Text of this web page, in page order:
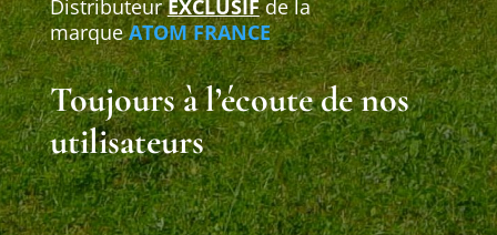
DistributeurEXCLUSIFde la
marque ATOM FRANCE
Toujours à l’écoute de nos
utilisateurs